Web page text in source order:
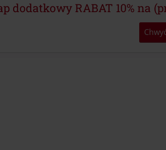
dodatkowy RABAT 10% na